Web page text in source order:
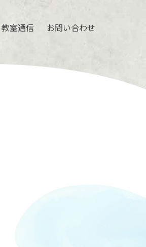
教室通信 お問い合わせ